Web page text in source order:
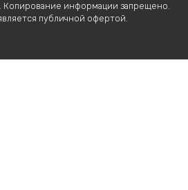
Копирование информации запрещено.
публичной офертой.